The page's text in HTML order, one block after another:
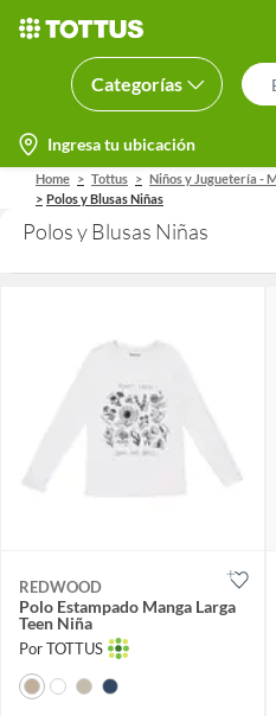
Categorías
location-
icon
Ingresa tu ubicación
Home Tottus Niños y Juguetería -
Polos y Blusas Niñas
Polos y Blusas Niñas
REDWOOD
Polo Estampado Manga Larga
Teen Niña
Por TOTTUS